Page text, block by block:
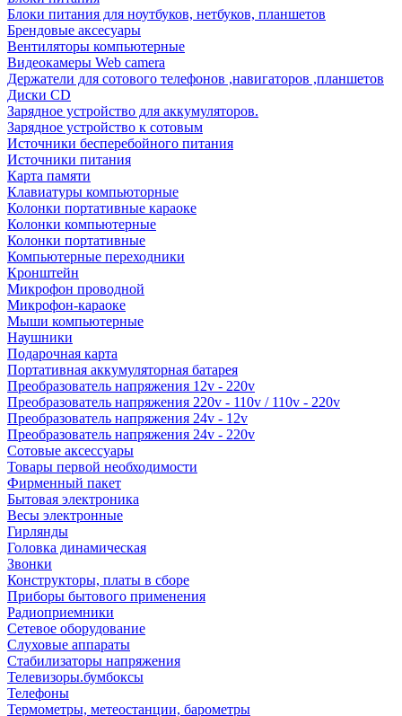
Блоки питания для ноутбуков, нетбуков, планшетов
Брендовые аксесуары
Вентиляторы компьютерные
Видеокамеры Web camera
Держатели для сотового телефонов ,навигаторов ,планшетов
Диски CD
Зарядное устройство для аккумуляторов.
Зарядное устройство к сотовым
Источники бесперебойного питания
Источники питания
Карта памяти
Клавиатуры компьюторные
Колонки портативные караоке
Колонки компьютерные
Колонки портативные
Компьютерные переходники
Кронштейн
Микрофон проводной
Микрофон-караоке
Мыши компьютерные
Наушники
Подарочная карта
Портативная аккумуляторная батарея
Преобразователь напряжения 12v - 220v
Преобразователь напряжения 220v - 110v / 110v - 220v
Преобразователь напряжения 24v - 12v
Преобразователь напряжения 24v - 220v
Сотовые аксессуары
Товары первой необходимости
Фирменный пакет
Бытовая электроника
Весы электронные
Гирлянды
Головка динамическая
Звонки
Конструкторы, платы в сборе
Приборы бытового применения
Радиоприемники
Сетевое оборудование
Слуховые аппараты
Стабилизаторы напряжения
Телевизоры.бумбоксы
Телефоны
Термометры, метеостанции, барометры